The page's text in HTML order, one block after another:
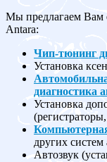
Мы предлагаем Вам
Antara:
Чип-тюнинг
Установка
диагностика
Установка
других
Автозвук